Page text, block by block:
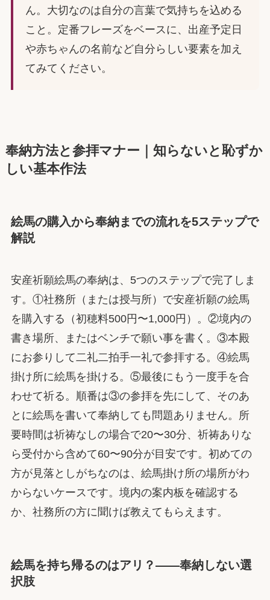
ん。大切なのは自分の言葉で気持ちを込める
こと。定番フレーズをベースに、出産予定日
や赤ちゃんの名前など自分らしい要素を加え
てみてください。
奉納方法と参拝マナー｜知らないと恥ずか
しい基本作法
絵馬の購入から奉納までの流れを5ステップで
解説
安産祈願絵馬の奉納は、5つのステップで完了しま
す。①社務所（または授与所）で安産祈願の絵馬
を購入する（初穂料500円〜1,000円）。②境内の
書き場所、またはベンチで願い事を書く。③本殿
にお参りして二礼二拍手一礼で参拝する。④絵馬
掛け所に絵馬を掛ける。⑤最後にもう一度手を合
わせて祈る。順番は③の参拝を先にして、そのあ
とに絵馬を書いて奉納しても問題ありません。所
要時間は祈祷なしの場合で20〜30分、祈祷ありな
ら受付から含めて60〜90分が目安です。初めての
方が見落としがちなのは、絵馬掛け所の場所がわ
からないケースです。境内の案内板を確認する
か、社務所の方に聞けば教えてもらえます。
絵馬を持ち帰るのはアリ？——奉納しない選
択肢